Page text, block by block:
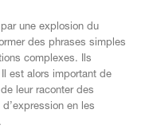
une explosion du
des phrases simples
complexes. Ils
est alors important de
leur raconter des
en les